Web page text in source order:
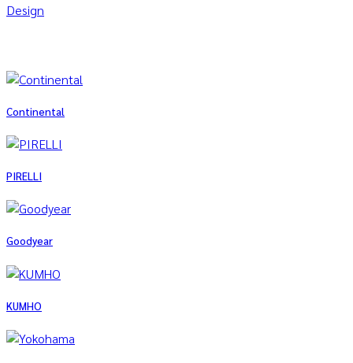
Design
Continental
PIRELLI
Goodyear
KUMHO